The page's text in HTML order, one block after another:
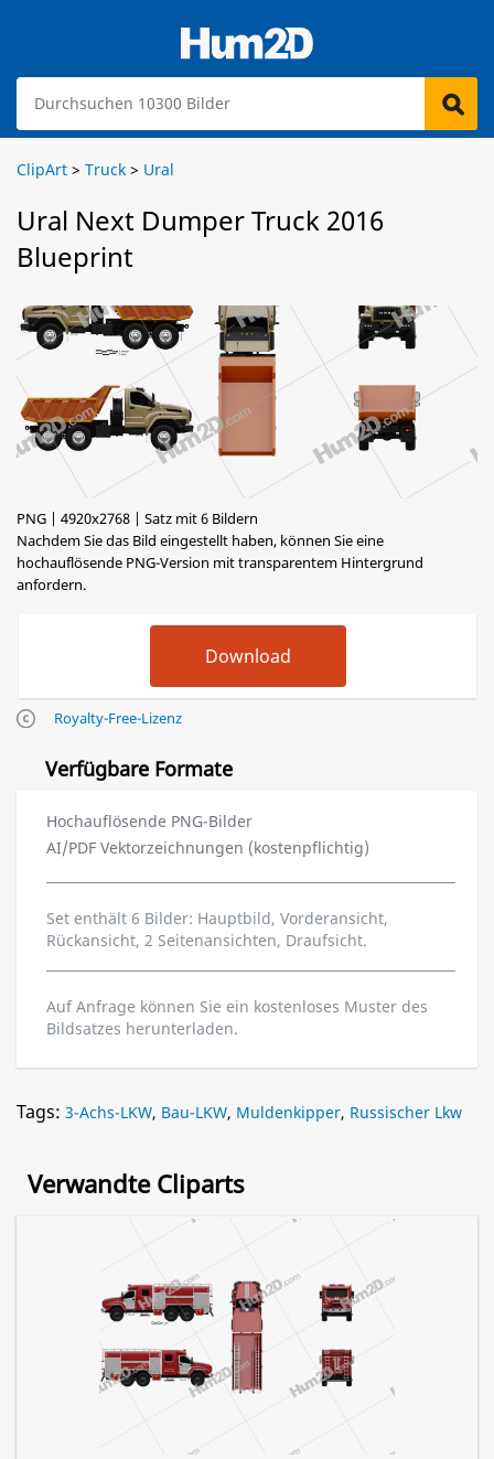
ClipArt > Truck > Ural
Ural Next Dumper Truck 2016
Blueprint
PNG | 4920x2768 | Satz mit 6 Bildern
Nachdem Sie das Bild eingestellt haben, können Sie eine
hochauflösende PNG-Version mit transparentem Hintergrund
anfordern.
Royalty-Free-Lizenz
Verfügbare Formate
Hochauflösende PNG-Bilder
AI/PDF Vektorzeichnungen (kostenpflichtig)
Set enthält 6 Bilder: Hauptbild, Vorderansicht,
Rückansicht, 2 Seitenansichten, Draufsicht.
Auf Anfrage können Sie ein kostenloses Muster des
Bildsatzes herunterladen.
Tags: 3-Achs-LKW, Bau-LKW, Muldenkipper, Russischer Lkw
Verwandte Cliparts